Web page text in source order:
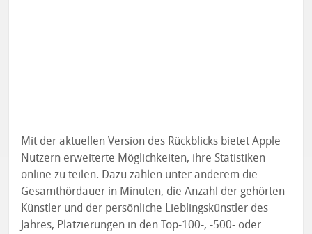
Mit der aktuellen Version des Rückblicks bietet Apple
Nutzern erweiterte Möglichkeiten, ihre Statistiken
online zu teilen. Dazu zählen unter anderem die
Gesamthördauer in Minuten, die Anzahl der gehörten
Künstler und der persönliche Lieblingskünstler des
Jahres, Platzierungen in den Top-100-, -500- oder